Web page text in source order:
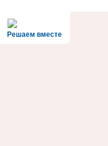
Решаем вместе